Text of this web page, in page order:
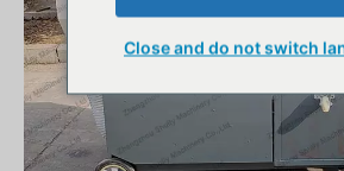
Close and do not switch